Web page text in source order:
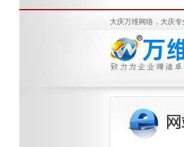
大庆万维网络，大庆